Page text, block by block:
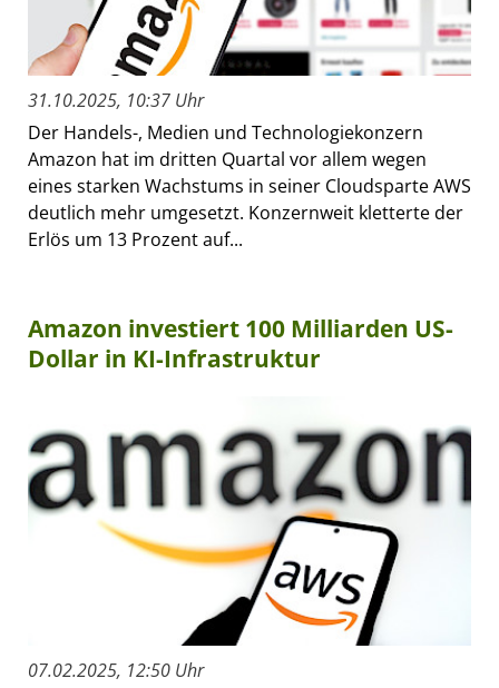
31.10.2025, 10:37 Uhr
Der Handels-, Medien und Technologiekonzern
Amazon hat im dritten Quartal vor allem wegen
eines starken Wachstums in seiner Cloudsparte AWS
deutlich mehr umgesetzt. Konzernweit kletterte der
Erlös um 13 Prozent auf...
Amazon investiert 100 Milliarden US-
Dollar in KI-Infrastruktur
07.02.2025, 12:50 Uhr